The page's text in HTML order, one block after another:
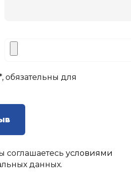
обязательны для
соглашаетесьусловиями
данных.